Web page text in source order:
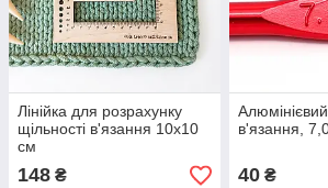
Лінійка для розрахунку
щільності в'язання 10х10
см
148 ₴
в'язання,
40₴